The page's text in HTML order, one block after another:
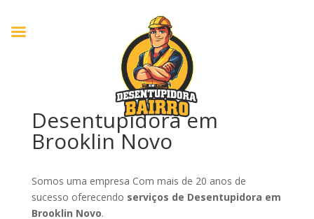
Desentupidora em
Brooklin Novo
Somos uma empresa Com mais de 20 anos de
sucesso oferecendo serviços de Desentupidora em
Brooklin Novo.